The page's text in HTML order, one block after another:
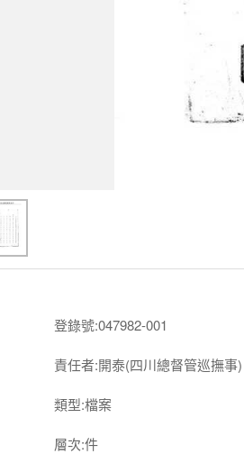
登錄號:047982-001
責任者:開泰(四川總督管巡撫事)
類型:檔案
層次:件